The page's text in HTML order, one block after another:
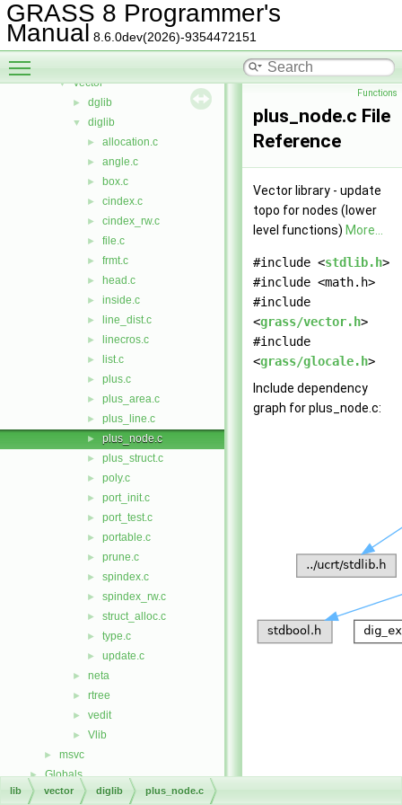
GRASS 8 Programmer's
Manual 8.6.0dev(2026)-9354472151
► segment
► stats
► symbol
▼ vector
► dglib
▼ diglib
► allocation.c
► angle.c
► box.c
► cindex.c
► cindex_rw.c
► file.c
► frmt.c
► head.c
► inside.c
► line_dist.c
► linecros.c
► list.c
► plus.c
► plus_area.c
► plus_line.c
► plus_node.c
► plus_struct.c
► poly.c
► port_init.c
► port_test.c
► portable.c
► prune.c
► spindex.c
► spindex_rw.c
► struct_alloc.c
► type.c
► update.c
► neta
► rtree
► vedit
► Vlib
► msvc
► Globals
Functions
plus_node.c File
Reference
Vector library - update
topo for nodes (lower
level functions) More...
#include <stdlib.h>
#include <math.h>
#include
<grass/vector.h>
#include
<grass/glocale.h>
Include dependency
graph for plus_node.c:
lib vector diglib plus_node.c